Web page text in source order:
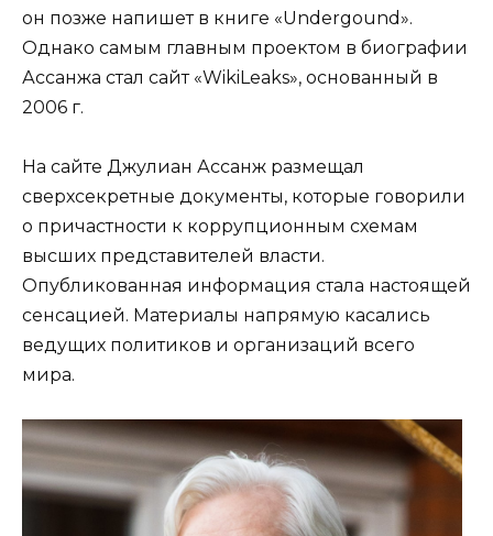
он позже напишет в книге «Undergound».
Однако самым главным проектом в биографии
Ассанжа стал сайт «WikiLeaks», основанный в
2006 г.
На сайте Джулиан Ассанж размещал
сверхсекретные документы, которые говорили
о причастности к коррупционным схемам
высших представителей власти.
Опубликованная информация стала настоящей
сенсацией. Материалы напрямую касались
ведущих политиков и организаций всего
мира.